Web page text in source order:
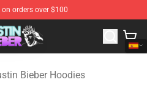
orders over $100
Justin Bieber Merchandise
Bieber Hoodies